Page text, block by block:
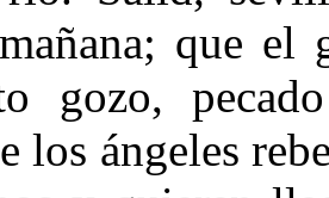
que el
gozo,
los ángeles